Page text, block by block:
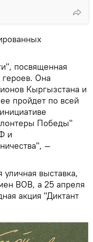
посвященная
Она
Кыргызстана и
пройдет по всей
Победы"
и
—
выставка,
ВОВ, а 25 апреля
акция "Диктант